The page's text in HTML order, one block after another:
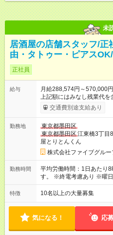
未
居酒屋の店舗スタッフ/正
由・タトゥー・ピアス
正社員
給与
月給288,574円～570,000円
上記額にはみなし残業代を
ます。 みなし残業代
■昇給あり 年2回の給与査定による ■
■残業手当あり ■交通費支
金・礼金・保証金・保険料
あり ■積立金制度 給与なら
シフトは22:00～翌5:00の
す。 一般的な飲食業では
して基本給に含まれるこ
「別途」深夜手当を支給！
てしっかり還元することを大事にし
用期間あり 試用期間の長
と同じです。
交通費別途支給あり
勤務地
東京都墨田区
東京都墨田区江東橋3丁目
屋とりとんくん
株式会社ファイブグルー
勤務時間
平均労働時間：1日あたり
す。 ※終電考慮あり ※曜日に
働時間制 ■実労働時間：8
間 休憩時間は勤務時間に
14：00～翌5：00の間の
って少々時間の変動有 ■変形労働時間制 ■実労働時間：8時間程
度 ■休憩時間：1時間程度
月平均所定労働時間：173
特徴 10名以上の大量募集
気になる！ 応